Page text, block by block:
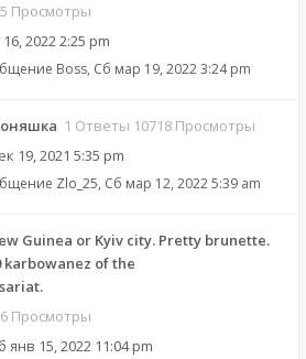
Просмотры
2022 2:25 pm
Boss, Сб мар 19, 2022 3:24 pm
1 Ответы 10718 Просмотры
19, 2021 5:35 pm
Zlo_25, Сб мар 12, 2022 5:39 am
Guinea or Kyiv city. Pretty brunette.
karbowanez of the
Просмотры
янв 15, 2022 11:04 pm